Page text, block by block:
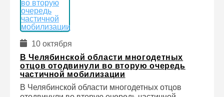
10 октября
В Челябинской области многодетных
отцов отодвинули во вторую очередь
частичной мобилизации
В Челябинской области многодетных отцов